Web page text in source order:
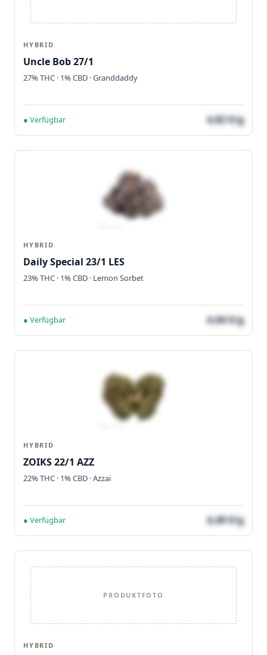
HYBRID
Uncle Bob 27/1
27% THC · 1% CBD · Granddaddy
● Verfügbar 4,82 €/g
HYBRID
Daily Special 23/1 LES
23% THC · 1% CBD · Lemon Sorbet
● Verfügbar 4,04 €/g
HYBRID
ZOIKS 22/1 AZZ
22% THC · 1% CBD · Azzai
● Verfügbar 4,49 €/g
PRODUKTFOTO
HYBRID